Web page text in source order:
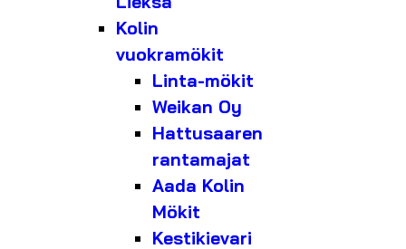
Kolin
vuokramökit
Linta-mökit
Weikan Oy
Hattusaaren
rantamajat
Aada Kolin
Mökit
Kestikievari